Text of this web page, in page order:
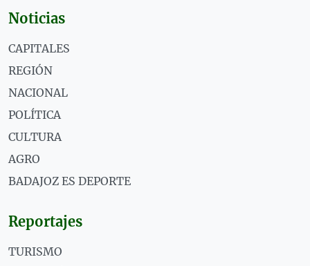
Noticias
CAPITALES
REGIÓN
NACIONAL
POLÍTICA
CULTURA
AGRO
BADAJOZ ES DEPORTE
Reportajes
TURISMO